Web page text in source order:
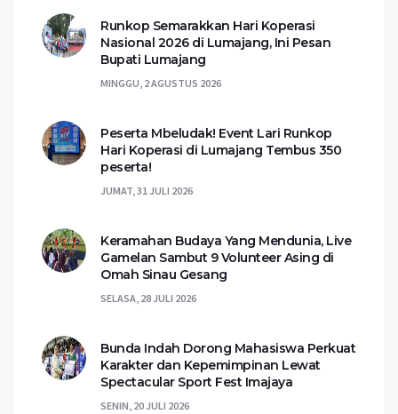
Runkop Semarakkan Hari Koperasi
Nasional 2026 di Lumajang, Ini Pesan
Bupati Lumajang
MINGGU, 2 AGUSTUS 2026
Peserta Mbeludak! Event Lari Runkop
Hari Koperasi di Lumajang Tembus 350
peserta!
JUMAT, 31 JULI 2026
Keramahan Budaya Yang Mendunia, Live
Gamelan Sambut 9 Volunteer Asing di
Omah Sinau Gesang
SELASA, 28 JULI 2026
Bunda Indah Dorong Mahasiswa Perkuat
Karakter dan Kepemimpinan Lewat
Spectacular Sport Fest Imajaya
SENIN, 20 JULI 2026